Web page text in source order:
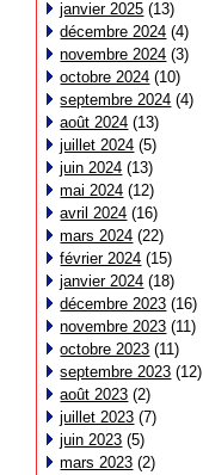
janvier 2025 (13)
décembre 2024 (4)
novembre 2024 (3)
octobre 2024 (10)
septembre 2024 (4)
août 2024 (13)
juillet 2024 (5)
juin 2024 (13)
mai 2024 (12)
avril 2024 (16)
mars 2024 (22)
février 2024 (15)
janvier 2024 (18)
décembre 2023 (16)
novembre 2023 (11)
octobre 2023 (11)
septembre 2023 (12)
août 2023 (2)
juillet 2023 (7)
juin 2023 (5)
mars 2023 (2)